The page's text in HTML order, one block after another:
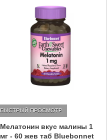
Мелатонин вкус малины 1
мг - 60 жев таб Bluebonnet
БЫСТРЫЙ ПРОСМОТР